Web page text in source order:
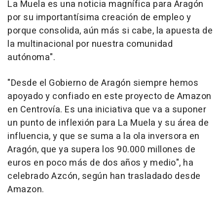
La Muela es una noticia magnífica para Aragón
por su importantísima creación de empleo y
porque consolida, aún más si cabe, la apuesta de
la multinacional por nuestra comunidad
autónoma".
"Desde el Gobierno de Aragón siempre hemos
apoyado y confiado en este proyecto de Amazon
en Centrovía. Es una iniciativa que va a suponer
un punto de inflexión para La Muela y su área de
influencia, y que se suma a la ola inversora en
Aragón, que ya supera los 90.000 millones de
euros en poco más de dos años y medio", ha
celebrado Azcón, según han trasladado desde
Amazon.